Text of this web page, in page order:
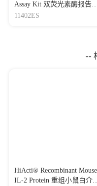
Assay Kit 双荧光素酶报告
因检测试剂盒
11402ES
--
HiActi® Recombinant Mouse
IL-2 Protein 重组小鼠白介